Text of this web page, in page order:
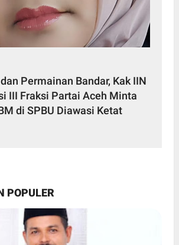
Permainan Bandar, Kak IIN
III Fraksi Partai Aceh Minta
di SPBU Diawasi Ketat
POPULER